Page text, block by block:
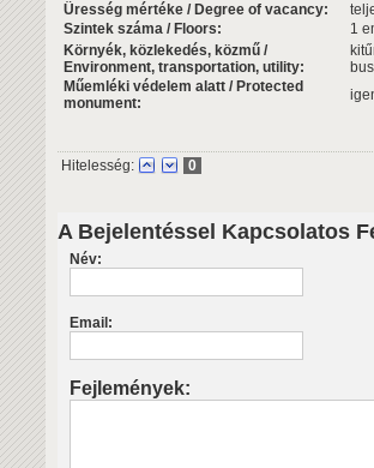
Üresség mértéke / Degree of vacancy:
Szintek száma / Floors:
1
Környék, közlekedés, közmű /
Environment, transportation, utility:
Műemléki védelem alatt / Protected
monument:
Hitelesség: 0
A Bejelentéssel Kapcsolatos
Név:
Email:
Fejlemények: